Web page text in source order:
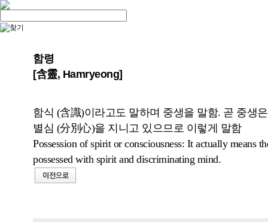
함령
[含靈, Hamryeong]
함식 (含識)이라고도 말하며 중생을 말함. 곧 중생
별심 (分別心)을 지니고 있으므로 이렇게 말함
Possession of spirit or consciousness: It actually means
possessed with spirit and discriminating mind.